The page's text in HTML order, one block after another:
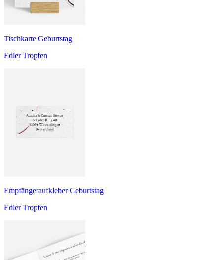
Tischkarte Geburtstag
Edler Tropfen
Empfängeraufkleber Geburtstag
Edler Tropfen